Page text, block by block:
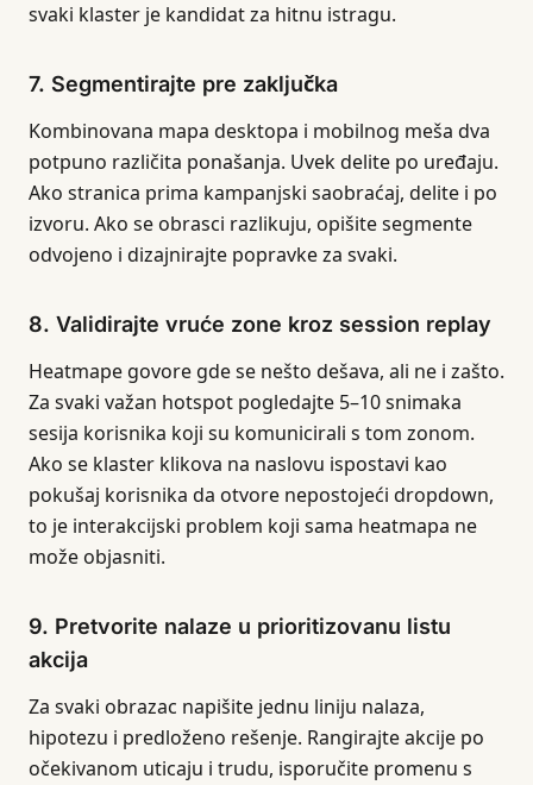
svaki klaster je kandidat za hitnu istragu.
7. Segmentirajte pre zaključka
Kombinovana mapa desktopa i mobilnog meša dva
potpuno različita ponašanja. Uvek delite po uređaju.
Ako stranica prima kampanjski saobraćaj, delite i po
izvoru. Ako se obrasci razlikuju, opišite segmente
odvojeno i dizajnirajte popravke za svaki.
8. Validirajte vruće zone kroz session replay
Heatmape govore gde se nešto dešava, ali ne i zašto.
Za svaki važan hotspot pogledajte 5–10 snimaka
sesija korisnika koji su komunicirali s tom zonom.
Ako se klaster klikova na naslovu ispostavi kao
pokušaj korisnika da otvore nepostojeći dropdown,
to je interakcijski problem koji sama heatmapa ne
može objasniti.
9. Pretvorite nalaze u prioritizovanu listu
akcija
Za svaki obrazac napišite jednu liniju nalaza,
hipotezu i predloženo rešenje. Rangirajte akcije po
očekivanom uticaju i trudu, isporučite promenu s